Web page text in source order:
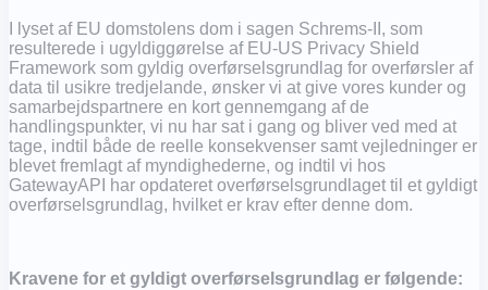
I lyset af EU domstolens dom i sagen Schrems-II, som
resulterede i ugyldiggørelse af EU-US Privacy Shield
Framework som gyldig overførselsgrundlag for overførsler af
data til usikre tredjelande, ønsker vi at give vores kunder og
samarbejdspartnere en kort gennemgang af de
handlingspunkter, vi nu har sat i gang og bliver ved med at
tage, indtil både de reelle konsekvenser samt vejledninger er
blevet fremlagt af myndighederne, og indtil vi hos
GatewayAPI har opdateret overførselsgrundlaget til et gyldigt
overførselsgrundlag, hvilket er krav efter denne dom.
Kravene for et gyldigt overførselsgrundlag er følgende: